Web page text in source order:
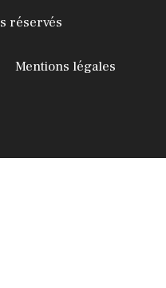
réservés
Mentions légales